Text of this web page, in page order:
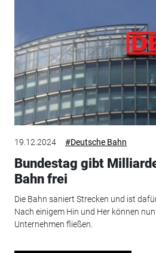
19.12.2024 #Deutsche Bahn
Bundestag gibt
Bahn frei
Die Bahn saniert Strecken und ist
Nach einigem Hin und Her können
Unternehmen fließen.